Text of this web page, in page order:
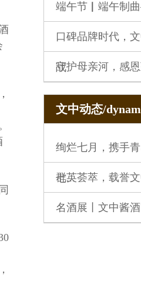
端午节▏端午制
口碑品牌时代，
战
守护母亲河，感
文中动态/
绚烂七月，携手
七...
群英荟萃，载誉文
名酒展丨文中酱